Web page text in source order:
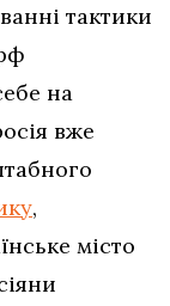
тактики
на
вже
,
місто